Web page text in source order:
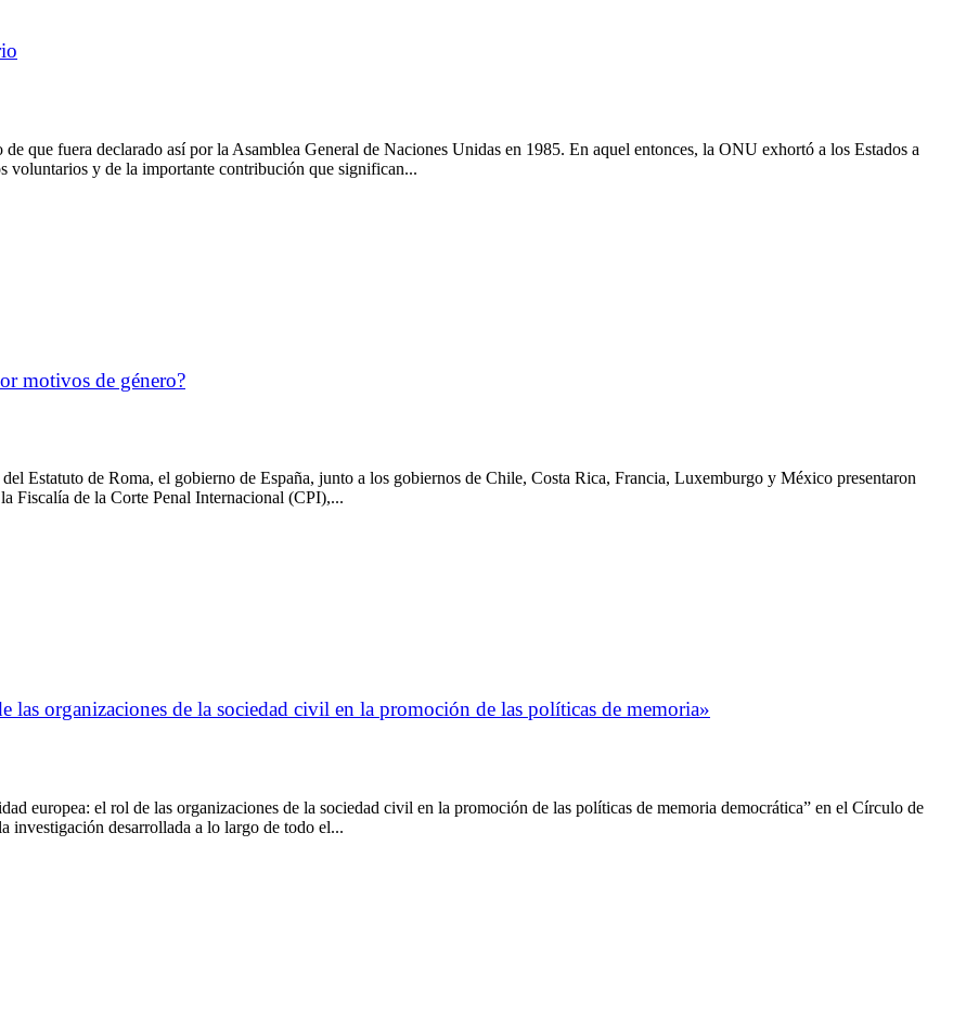
que fuera declarado así por la Asamblea General de Naciones Unidas en 1985. En aquel entonces, la ONU exhortó a los Estados a
voluntarios y de la importante contribución que significan...
motivos de género?
Estatuto de Roma, el gobierno de España, junto a los gobiernos de Chile, Costa Rica, Francia, Luxemburgo y México presentaron
Fiscalía de la Corte Penal Internacional (CPI),...
las organizaciones de la sociedad civil en la promoción de las políticas de memoria»
europea: el rol de las organizaciones de la sociedad civil en la promoción de las políticas de memoria democrática” en el Círculo de
investigación desarrollada a lo largo de todo el...